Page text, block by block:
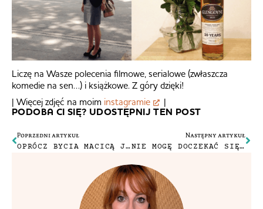
Liczę na Wasze polecenia filmowe, serialowe (zwłaszcza
komedie na sen…) i książkowe. Z góry dzięki!
| Więcej zdjęć na moim instagramie |
PODOBA CI SIĘ? UDOSTĘPNIJ TEN POST
Poprzedni artykuł
OPRÓCZ BYCIA MACICĄ JESTEM TEŻ CZŁOWIEKIEM
Następny artykuł
NIE MOGĘ DOCZEKAĆ SIĘ ŚLUBU